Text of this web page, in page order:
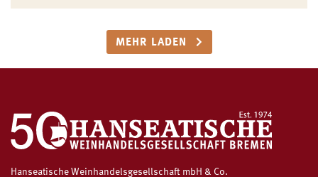
MEHR LADEN
Hanseatische Weinhandelsgesellschaft mbH & Co.